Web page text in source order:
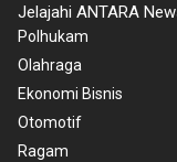
Jelajahi ANTARA
Polhukam
Olahraga
Ekonomi Bisnis
Otomotif
Ragam